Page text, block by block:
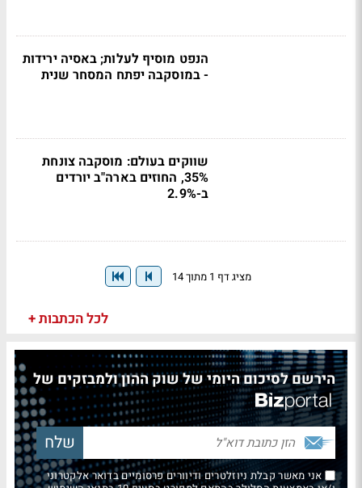
הנפט מוסיף לעלות; באסיה ירידות
- במוסקבה יפתח המסחר שנית
שווקים בעולם: מוסקבה צונחת
35%, החוזים בארה"ב יורדים
ב-2.9%
מציג דף 1 מתוך 14
לכל הכתבות +
הירשם לסיכום היומי של שוק ההון ולמבזקים של
אני מאשר קבלת ניוזלטרים ודיוורים פרסומיים בדואר אלקטרוני